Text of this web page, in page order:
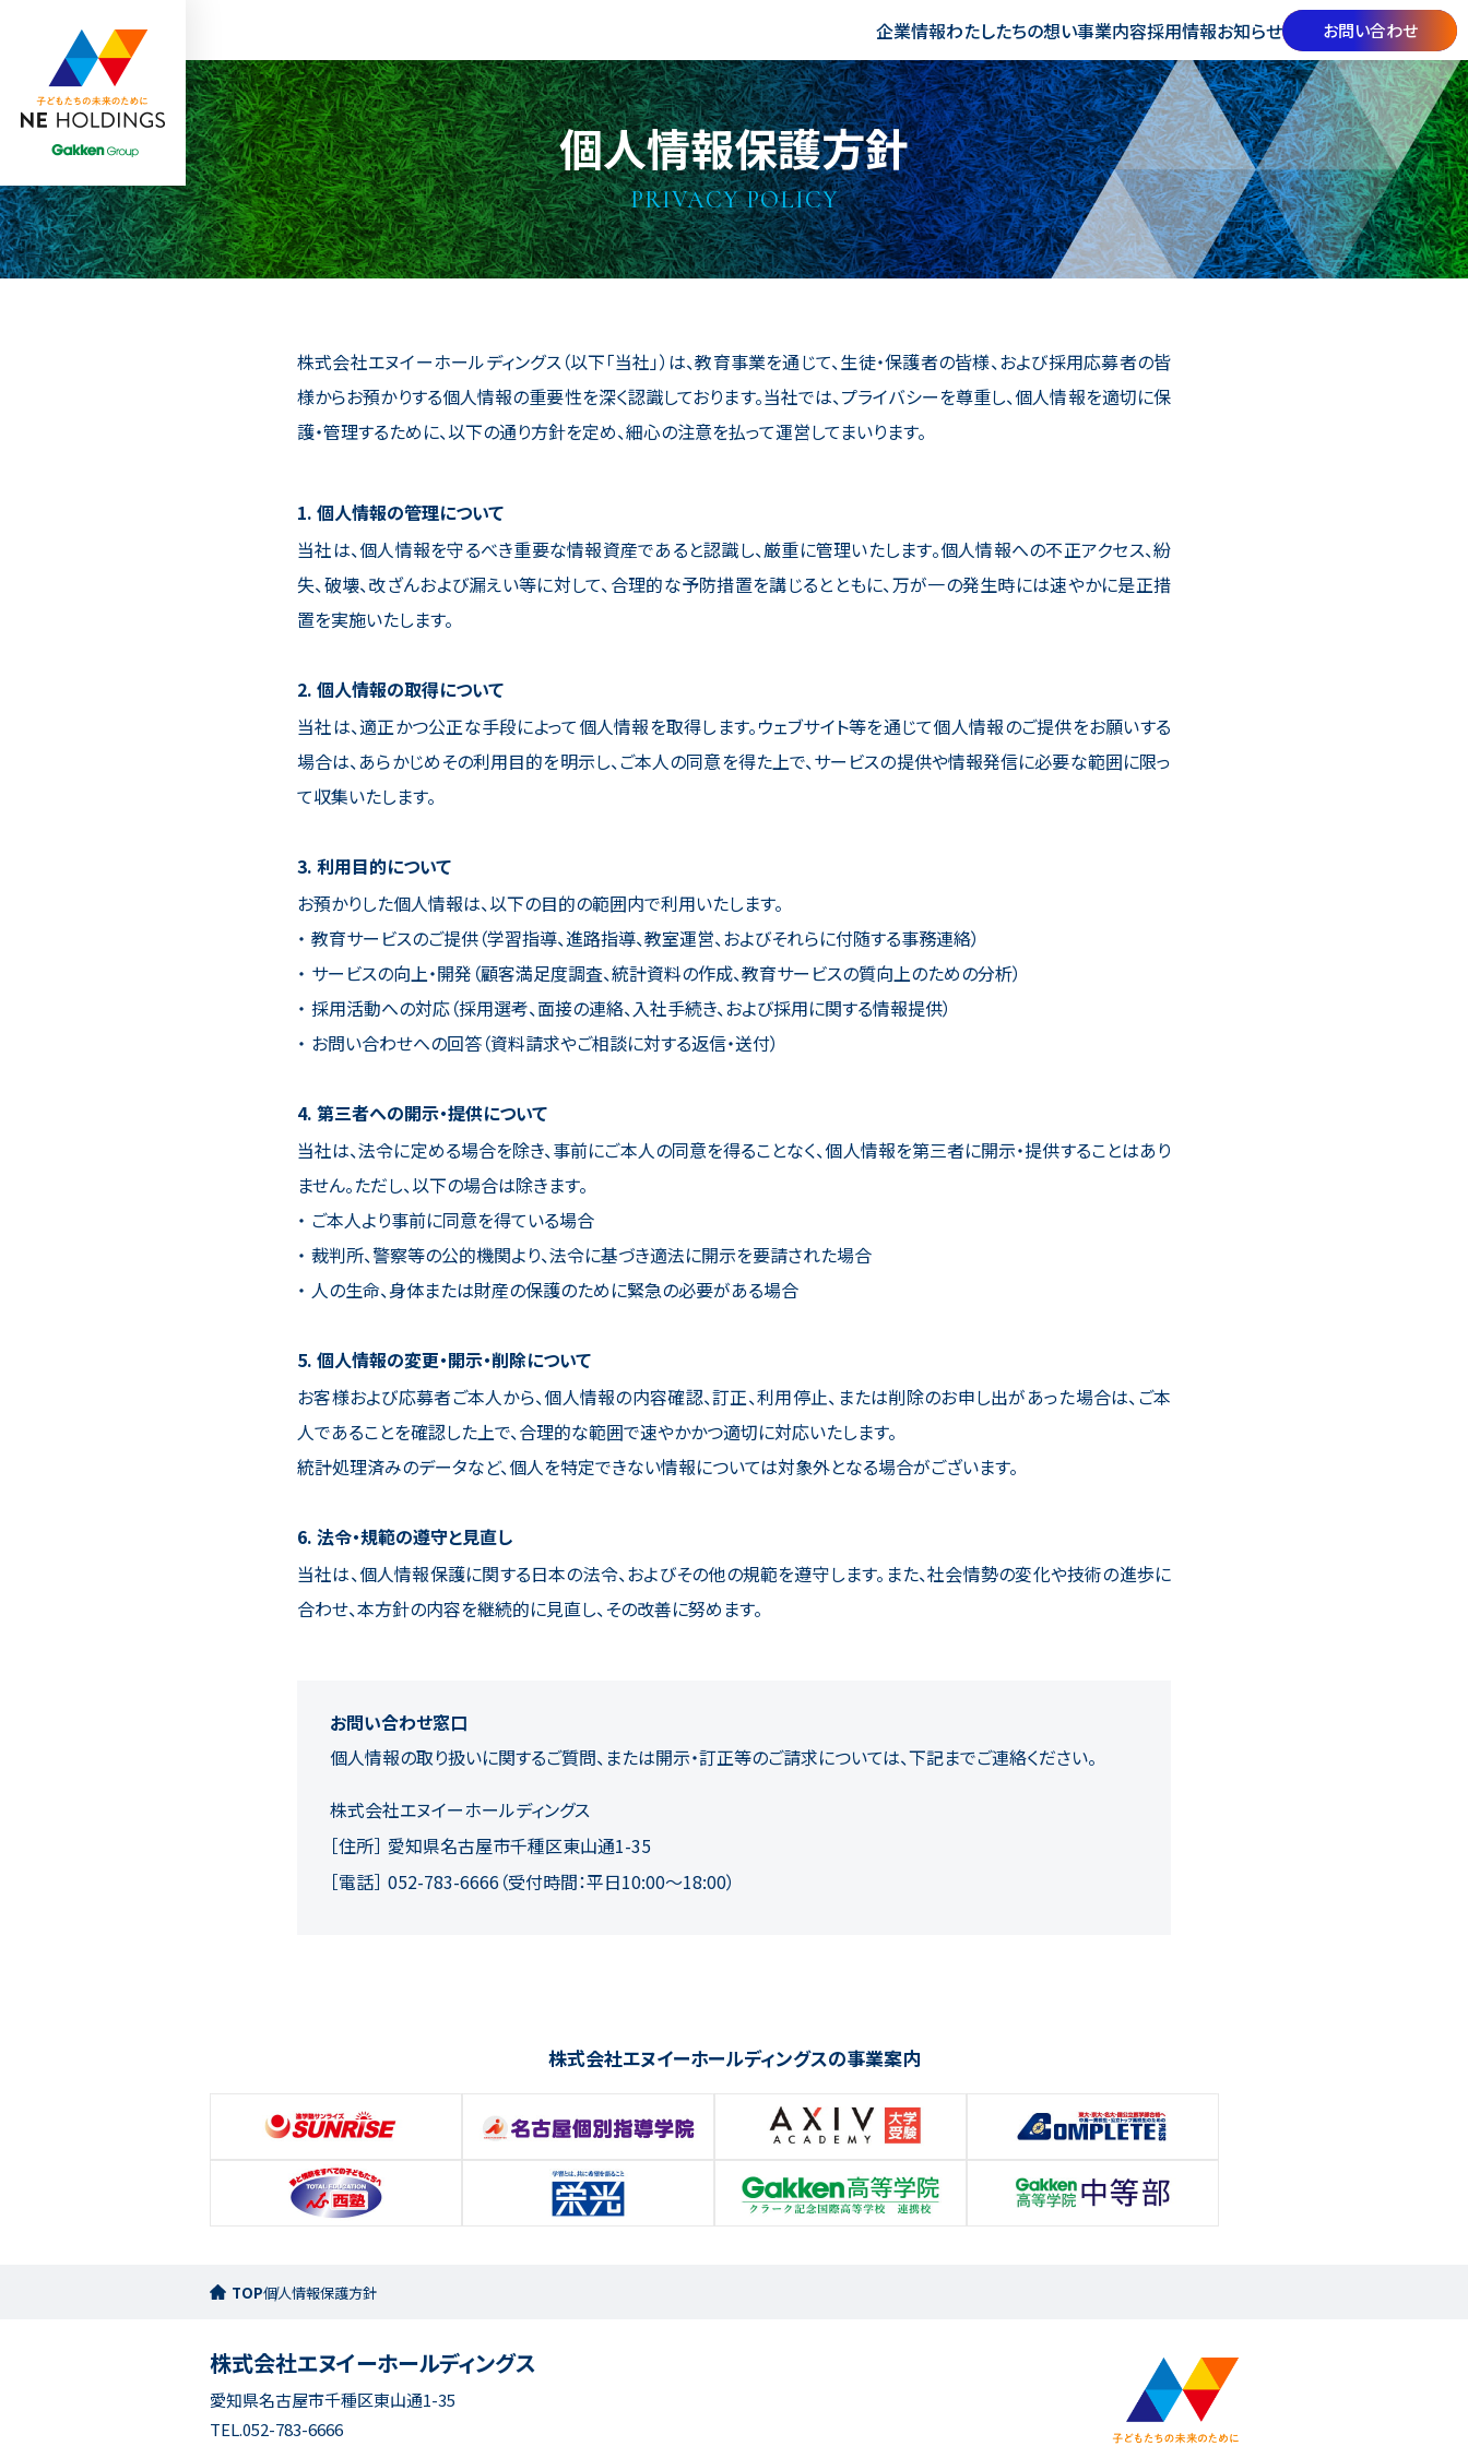
企業情報わたしたちの想い事業内容採用情報お知らせ お問い合わせ
個人情報保護方針
PRIVACY POLICY
株式会社エヌイーホールディングス（以下「当社」）は、教育事業を通じて、生徒・保護者の皆様、および採用応募者の皆
様からお預かりする個人情報の重要性を深く認識しております。当社では、プライバシーを尊重し、個人情報を適切に保
護・管理するために、以下の通り方針を定め、細心の注意を払って運営してまいります。
個人情報の管理について
当社は、個人情報を守るべき重要な情報資産であると認識し、厳重に管理いたします。個人情報への不正アクセス、紛
失、破壊、改ざんおよび漏えい等に対して、合理的な予防措置を講じるとともに、万が一の発生時には速やかに是正措
置を実施いたします。
個人情報の取得について
当社は、適正かつ公正な手段によって個人情報を取得します。ウェブサイト等を通じて個人情報のご提供をお願いする
場合は、あらかじめその利用目的を明示し、ご本人の同意を得た上で、サービスの提供や情報発信に必要な範囲に限っ
て収集いたします。
利用目的について
お預かりした個人情報は、以下の目的の範囲内で利用いたします。
教育サービスのご提供（学習指導、進路指導、教室運営、およびそれらに付随する事務連絡）
サービスの向上・開発（顧客満足度調査、統計資料の作成、教育サービスの質向上のための分析）
採用活動への対応（採用選考、面接の連絡、入社手続き、および採用に関する情報提供）
お問い合わせへの回答（資料請求やご相談に対する返信・送付）
第三者への開示・提供について
当社は、法令に定める場合を除き、事前にご本人の同意を得ることなく、個人情報を第三者に開示・提供することはあり
ません。ただし、以下の場合は除きます。
ご本人より事前に同意を得ている場合
裁判所、警察等の公的機関より、法令に基づき適法に開示を要請された場合
人の生命、身体または財産の保護のために緊急の必要がある場合
個人情報の変更・開示・削除について
お客様および応募者ご本人から、個人情報の内容確認、訂正、利用停止、または削除のお申し出があった場合は、ご本
人であることを確認した上で、合理的な範囲で速やかかつ適切に対応いたします。
統計処理済みのデータなど、個人を特定できない情報については対象外となる場合がございます。
法令・規範の遵守と見直し
当社は、個人情報保護に関する日本の法令、およびその他の規範を遵守します。また、社会情勢の変化や技術の進歩に
合わせ、本方針の内容を継続的に見直し、その改善に努めます。
お問い合わせ窓口
個人情報の取り扱いに関するご質問、または開示・訂正等のご請求については、下記までご連絡ください。
株式会社エヌイーホールディングス
［住所］ 愛知県名古屋市千種区東山通1-35
［電話］ 052-783-6666（受付時間：平日10:00〜18:00）
株式会社エヌイーホールディングスの事業案内
TOP個人情報保護方針
株式会社エヌイーホールディングス
愛知県名古屋市千種区東山通1-35
TEL.052-783-6666